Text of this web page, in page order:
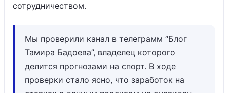
сотрудничеством.
Мы проверили канал в телеграмм “Блог
Тамира Бадоева”, владелец которого
делится прогнозами на спорт. В ходе
проверки стало ясно, что заработок на